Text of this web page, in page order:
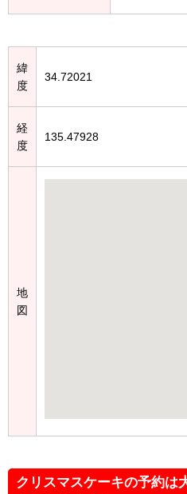
緯
度
34.72021
経
度
135.47928
地
図
クリスマスケーキの予約は